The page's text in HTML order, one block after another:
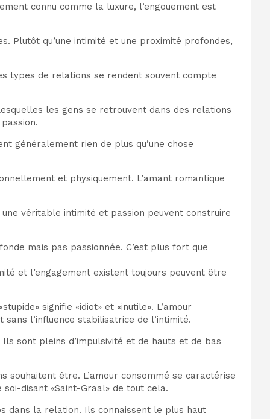
connu comme la luxure, l’engouement est
Plutôt qu’une intimité et une proximité profondes,
types de relations se rendent souvent compte
les gens se retrouvent dans des relations
généralement rien de plus qu’une chose
et physiquement. L’amant romantique
véritable intimité et passion peuvent construire
mais pas passionnée. C’est plus fort que
et l’engagement existent toujours peuvent être
signifie «idiot» et «inutile». L’amour
l’influence stabilisatrice de l’intimité.
sont pleins d’impulsivité et de hauts et de bas
souhaitent être. L’amour consommé se caractérise
disant «Saint-Graal» de tout cela.
dans la relation. Ils connaissent le plus haut